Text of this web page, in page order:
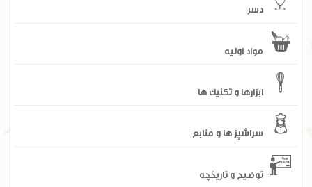
دسر
مواد اولیه
ابزارها و تکنیک ها
سرآشپز ها و منابع
توضیح و تاریخچه